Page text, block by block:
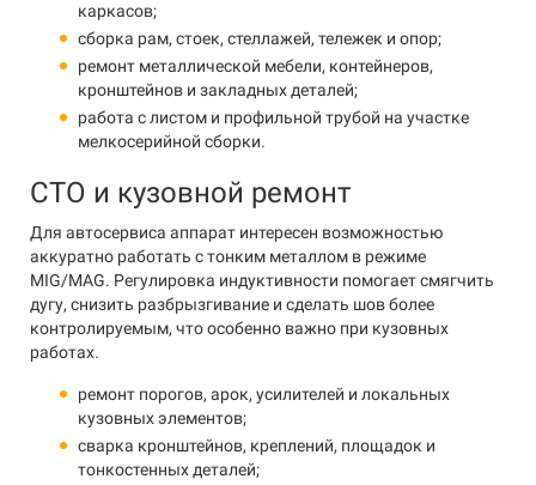
каркасов;
сборка рам, стоек, стеллажей, тележек и опор;
ремонт металлической мебели, контейнеров,
кронштейнов и закладных деталей;
работа с листом и профильной трубой на участке
мелкосерийной сборки.
СТО и кузовной ремонт
Для автосервиса аппарат интересен возможностью
аккуратно работать с тонким металлом в режиме
MIG/MAG. Регулировка индуктивности помогает смягчить
дугу, снизить разбрызгивание и сделать шов более
контролируемым, что особенно важно при кузовных
работах.
ремонт порогов, арок, усилителей и локальных
кузовных элементов;
сварка кронштейнов, креплений, площадок и
тонкостенных деталей;